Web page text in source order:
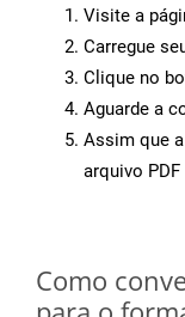
Visite a
Carregue
Clique no
Aguarde a
Assim que
arquivo
Como